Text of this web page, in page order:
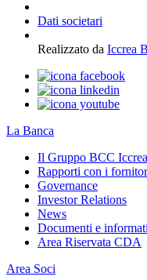
Dati societari
Realizzato da Iccrea
La Banca
Il Gruppo BCC Iccrea
Rapporti con i
Governance
Investor Relations
News
Documenti e
Area Riservata CDA
Area Soci